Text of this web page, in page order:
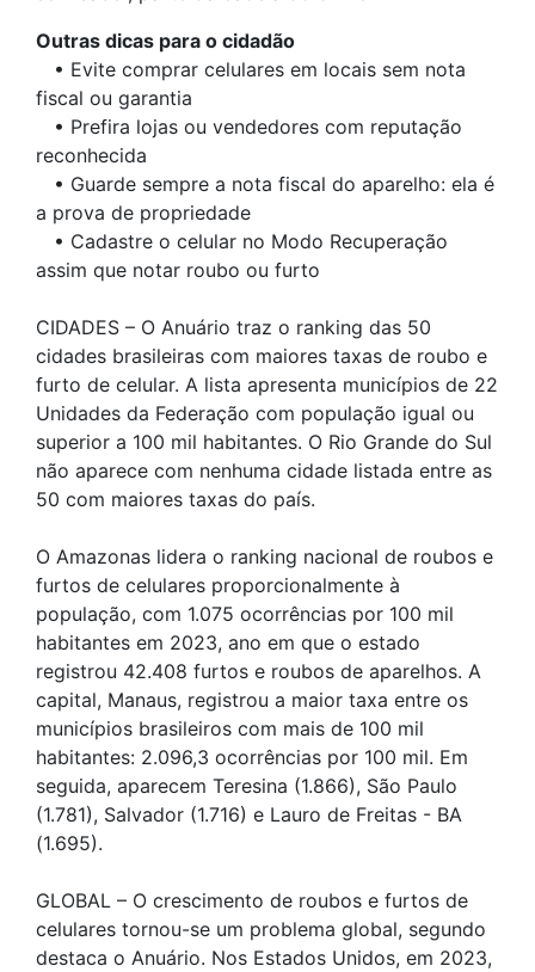
Outras dicas para o cidadão
• Evite comprar celulares em locais sem nota
fiscal ou garantia
• Prefira lojas ou vendedores com reputação
reconhecida
• Guarde sempre a nota fiscal do aparelho: ela é
a prova de propriedade
• Cadastre o celular no Modo Recuperação
assim que notar roubo ou furto
CIDADES – O Anuário traz o ranking das 50
cidades brasileiras com maiores taxas de roubo e
furto de celular. A lista apresenta municípios de 22
Unidades da Federação com população igual ou
superior a 100 mil habitantes. O Rio Grande do Sul
não aparece com nenhuma cidade listada entre as
50 com maiores taxas do país.
O Amazonas lidera o ranking nacional de roubos e
furtos de celulares proporcionalmente à
população, com 1.075 ocorrências por 100 mil
habitantes em 2023, ano em que o estado
registrou 42.408 furtos e roubos de aparelhos. A
capital, Manaus, registrou a maior taxa entre os
municípios brasileiros com mais de 100 mil
habitantes: 2.096,3 ocorrências por 100 mil. Em
seguida, aparecem Teresina (1.866), São Paulo
(1.781), Salvador (1.716) e Lauro de Freitas - BA
(1.695).
GLOBAL – O crescimento de roubos e furtos de
celulares tornou-se um problema global, segundo
destaca o Anuário. Nos Estados Unidos, em 2023,